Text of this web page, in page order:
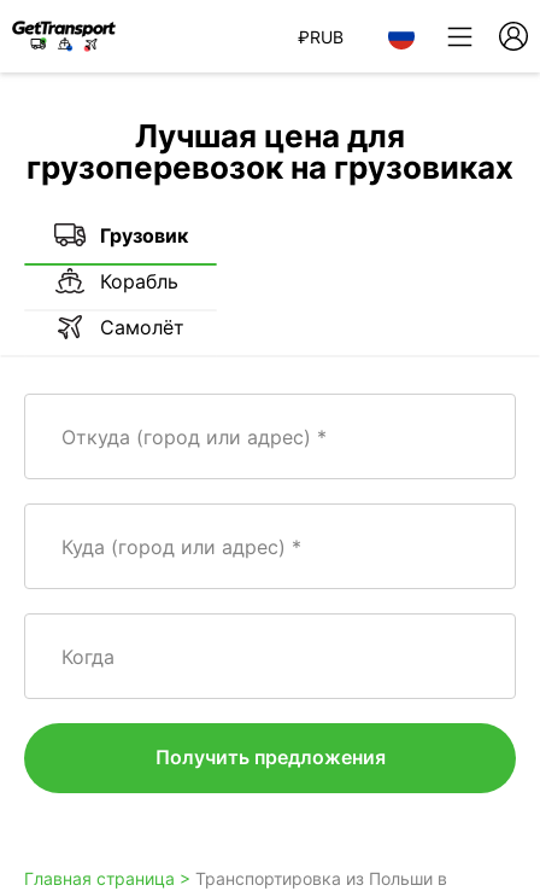
₽RUB
Лучшая цена для
грузоперевозок на грузовиках
Грузовик
Корабль
Самолёт
Откуда (город или адрес)
Куда (город или адрес)
Когда
Получить предложения
Главная страница > Транспортировка из Польши в